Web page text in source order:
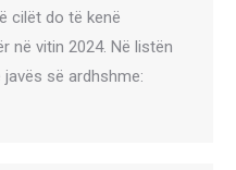
cilët do të kenë
në vitin 2024. Në listën
së ardhshme: